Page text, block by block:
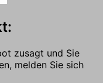
zusagt und Sie
melden Sie sich